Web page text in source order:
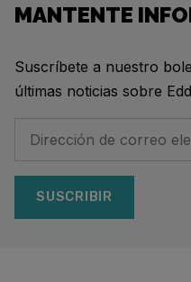
MANTENTE
Suscríbete a nuestro
últimas noticias sobre
SUSCRIBIR